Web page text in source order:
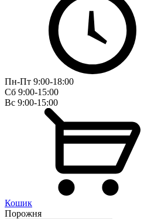
Пн-Пт 9:00-18:00
Сб 9:00-15:00
Вс 9:00-15:00
Кошик
Порожня